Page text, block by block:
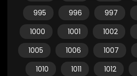
995
996 997
1000
1001 1002
1005
1006 1007
1010
1011 1012